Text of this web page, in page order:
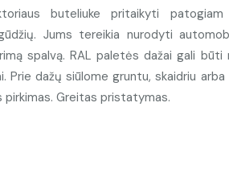
buteliuke pritaikyti patogiam
Jums tereikia nurodyti
spalvą. RAL paletės dažai gali būti
Prie dažų siūlome gruntu, skaidriu arba
pirkimas. Greitas pristatymas.